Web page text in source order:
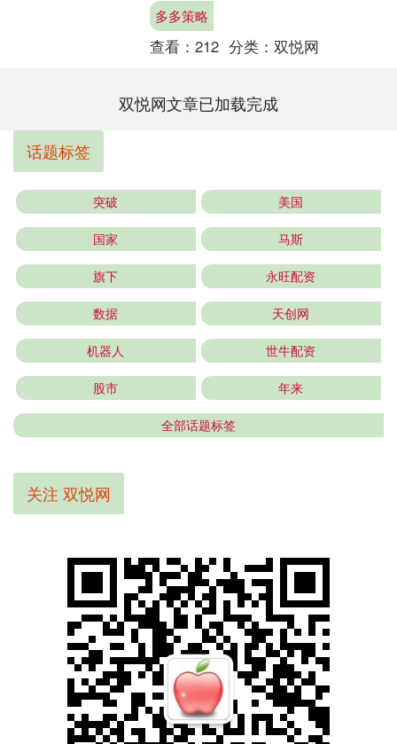
康发展丨第一财经首席经济学家调研 经
济....
多多策略
查看： 212 分类： 双悦网
双悦网文章已加载完成
话题标签
突破 美国
国家 马斯
旗下 永旺配资
数据 天创网
机器人 世牛配资
股市 年来
全部话题标签
关注 双悦网